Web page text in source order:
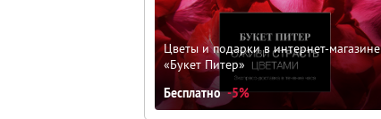
Цветы и подарки в интернет-магазине
«Букет Питер»
Бесплатно -5%